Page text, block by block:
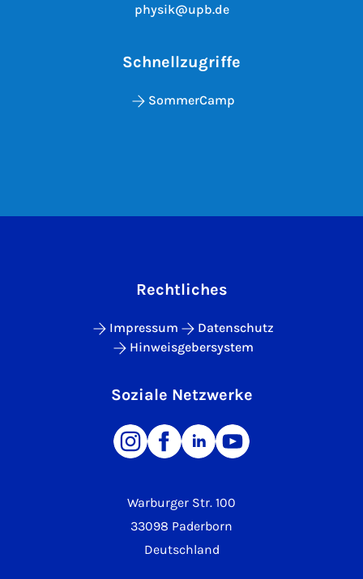
physik@upb.de
Schnellzugriffe
SommerCamp
Warburger Str. 100
33098 Paderborn
Deutschland
Rechtliches
Impressum
Datenschutz
Hinweisgebersystem
Soziale Netzwerke